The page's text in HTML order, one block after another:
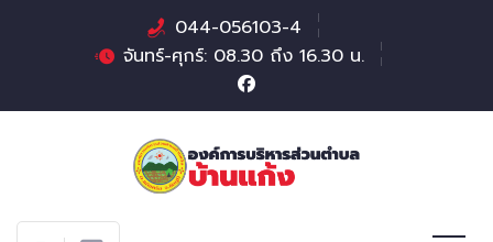
044-056103-4
จันทร์-ศุกร์: 08.30 ถึง 16.30 น.